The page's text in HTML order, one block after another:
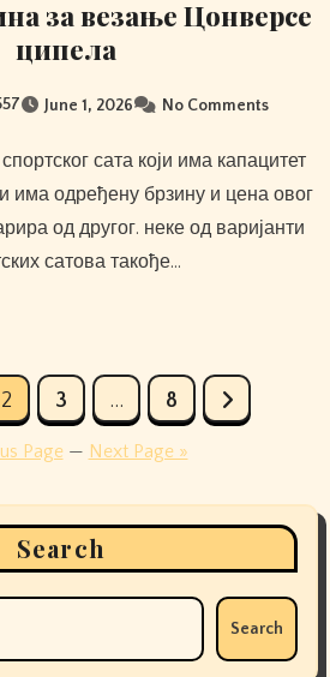
за везање Цонверсе
ципела
June 1, 2026 No Comments
има одређену брзину и цена овог
од другог. неке од варијанти
сатова такође…
2 3 … 8
Page— Next Page »
Search
Search